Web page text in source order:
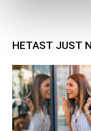
HETAST JUST